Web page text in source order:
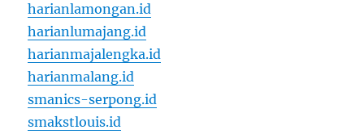
harianlamongan.id
harianlumajang.id
harianmajalengka.id
harianmalang.id
smanics-serpong.id
smakstlouis.id